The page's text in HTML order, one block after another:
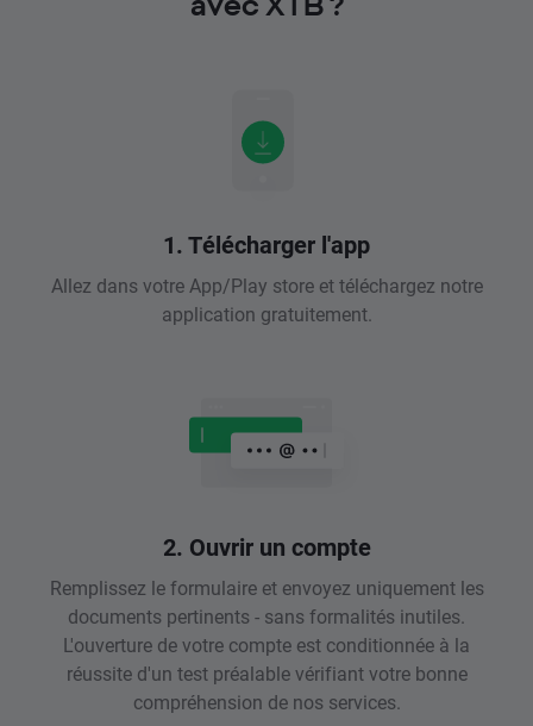
1. Télécharger l'app
Allez dans votre App/Play store et téléchargez notre
application gratuitement.
2. Ouvrir un compte
Remplissez le formulaire et envoyez uniquement les
documents pertinents - sans formalités inutiles.
L'ouverture de votre compte est conditionnée à la
réussite d'un test préalable vérifiant votre bonne
compréhension de nos services.